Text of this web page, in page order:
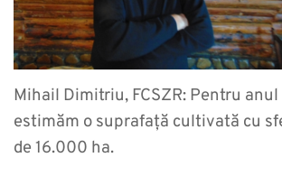
Mihail Dimitriu, FCSZR: Pentru
estimăm o suprafață cultivată cu
de 16.000 ha.